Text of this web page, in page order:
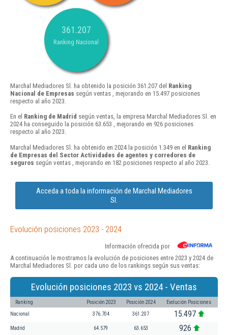
361.207
Ranking Nacional
Marchal Mediadores Sl. ha obtenido la posición 361.207 del Ranking
Nacional de Empresas según ventas , mejorando en 15.497 posiciones
respecto al año 2023.
En el Ranking de Madrid según ventas, la empresa Marchal Mediadores Sl. en
2024 ha conseguido la posición 63.653 , mejorando en 926 posiciones
respecto al año 2023.
Marchal Mediadores Sl. ha obtenido en 2024 la posición 1.349 en el Ranking
de Empresas del Sector Actividades de agentes y corredores de
seguros según ventas , mejorando en 182 posiciones respecto al año 2023.
Acceda a toda la información de Marchal Mediadores
Sl.
Evolución posiciones 2023 - 2024
Información ofrecida por
A continuación le mostramos la evolución de posiciones entre 2023 y 2024 de
Marchal Mediadores Sl. por cada uno de los rankings según sus ventas:
Evolución posiciones 2023 vs 2024 - Ventas
Ranking Posición 2023 Posición 2024 Evolución Posiciones
Nacional 376.704 361.207 15.497
Madrid 64.579 63.653 926